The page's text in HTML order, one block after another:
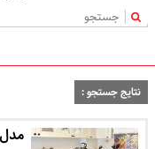
|
نتایج جستجو :